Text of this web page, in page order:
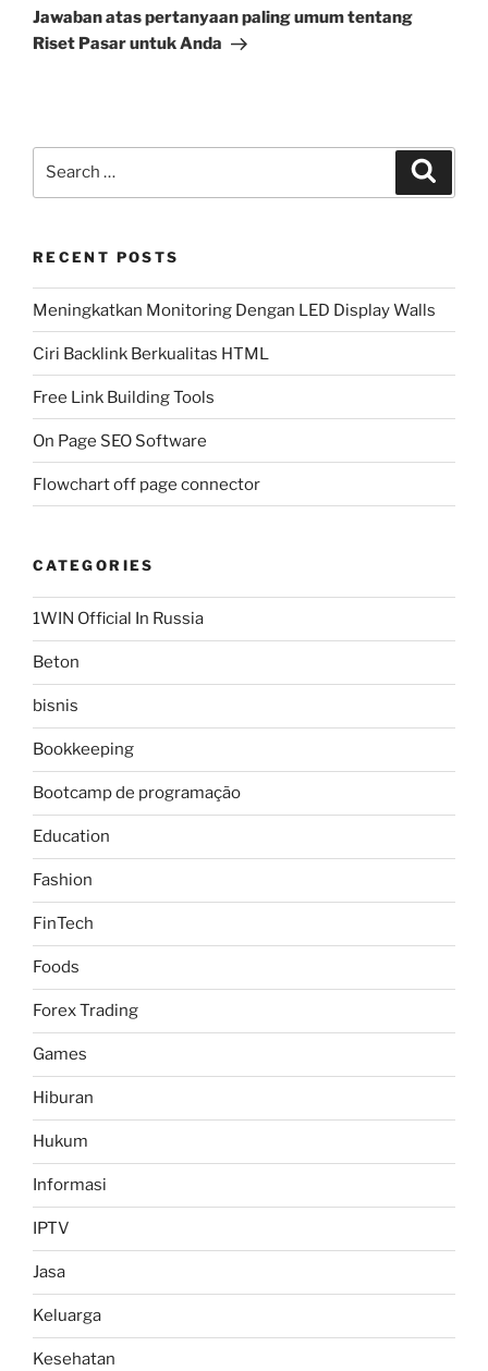
Post
Jawaban atas pertanyaan paling umum tentang
Riset Pasar untuk Anda
RECENT POSTS
Meningkatkan Monitoring Dengan LED Display Walls
Ciri Backlink Berkualitas HTML
Free Link Building Tools
On Page SEO Software
Flowchart off page connector
CATEGORIES
1WIN Official In Russia
Beton
bisnis
Bookkeeping
Bootcamp de programação
Education
Fashion
FinTech
Foods
Forex Trading
Games
Hiburan
Hukum
Informasi
IPTV
Jasa
Keluarga
Kesehatan